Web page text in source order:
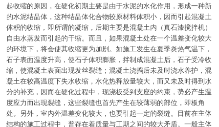
起收缩的原因，在硬化初期主要是由于水泥的水化作用，形成一种新
的水泥结晶体，这种结晶体化合物较原材料体积小，因而引起混凝土
体积的收缩，即所谓的凝缩，后期主要是混凝土内（真石漆搅拌机）
自由水蒸发而引起的干缩。而且，如果混凝土处在一个温差变化较大
的环境下，将会使其收缩更为加剧。如施工发生在夏季炎热气温下，
石子表面温度升高，使石子体积膨胀，拌制成混凝土后，石子受冷收
缩，使混凝土表面出现发丝裂缝；混凝土浇捣后未及时浇水养护，混
凝土在较高温度下失水收缩，水化热释放量较大，而又未及时得到水
分的补充，因而在硬化过程中，现浇板受到支座的约束，势必产生温
度应力而出现裂缝，这些裂缝也首先产生在较薄弱的部位，即板角
处。另外，室内外温差变化较大，也要引起一定的裂缝。目前在主体
结构的施工过程中，普存在着质量与工期之间的较大矛盾。一般主体